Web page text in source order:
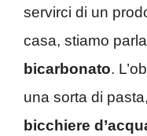
servirci di un
casa, stiamo
bicarbonato.
una sorta di
bicchiere